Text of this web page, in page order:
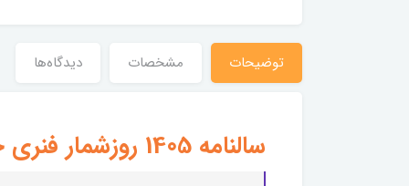
توضیحات مشخصات دیدگاه‌ها
سالنامه 1405 روزشمار فنری جلد سخت DOTNOTE سایز پالتویی